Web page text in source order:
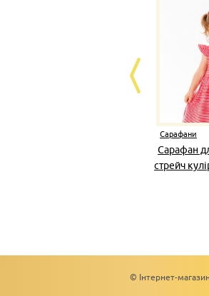
Сарафани
Сарафан
стрейч
© Інтернет-